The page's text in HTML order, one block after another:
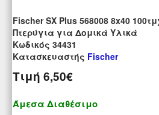
Fischer SX Plus 568008 8x40
Πτερύγια για Δομικά Υλικά
Kωδικός 34431
Κατασκευαστής Fischer
Τιμή 6,50€
Άμεσα Διαθέσιμο